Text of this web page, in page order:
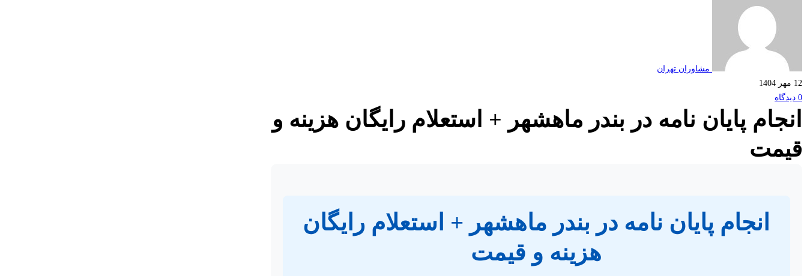
مشاوران تهران
12 مهر 1404
0 دیدگاه
انجام پایان نامه در بندر ماهشهر + استعلام رایگان هزینه و
قیمت
انجام پایان نامه در بندر ماهشهر + استعلام رایگان
هزینه و قیمت